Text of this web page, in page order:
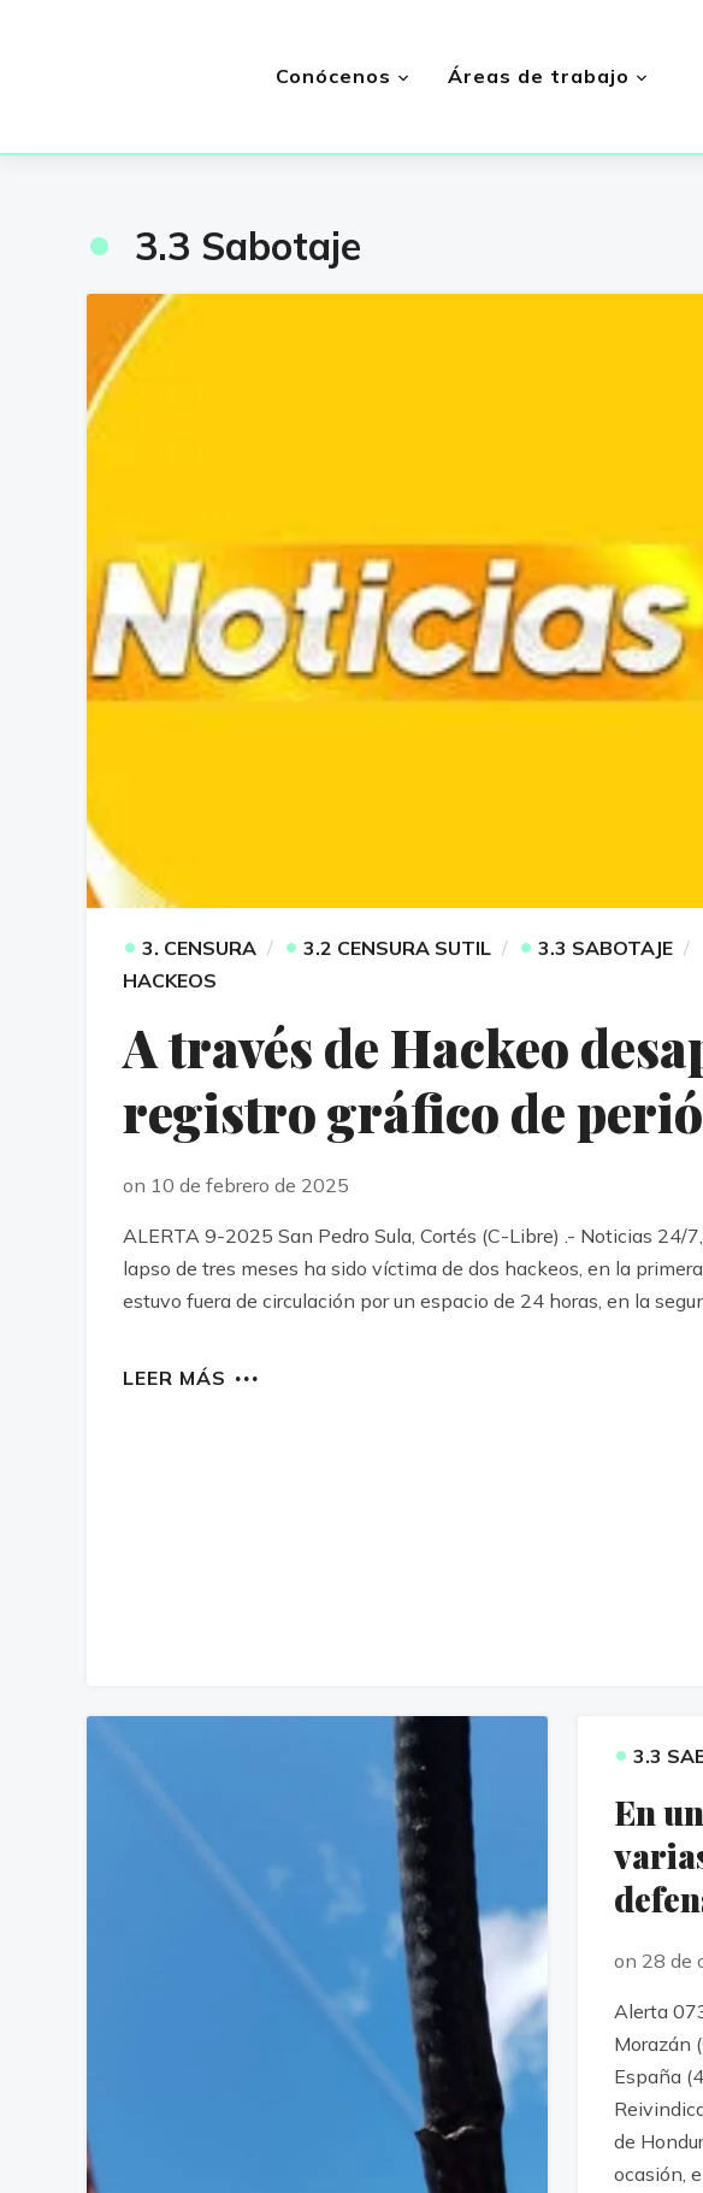
Conócenos Áreas de trabajo
• 3.3 Sabotaje
• 3. CENSURA • 3.2 CENSURA SUTIL • 3.3 SABOTAJE
HACKEOS
A través de Hackeo
registro gráfico de
on 10 de febrero de 2025
ALERTA 9-2025 San Pedro Sula, Cortés (C-Libre) .- Noticias 24/
lapso de tres meses ha sido víctima de dos hackeos, en la
estuvo fuera de circulación por un espacio de 24 horas, en la
LEER MÁS
• 3.3
En
on 28 de
Alerta
Morazán
España
de
ocasión,